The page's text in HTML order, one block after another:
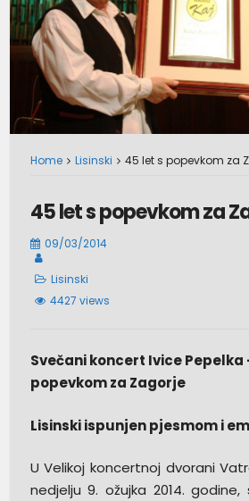
Home Lisinski 45 let s popevkom za
45 let s popevkom za
09/03/2014
Lisinski
4427 views
Svečani koncert Ivice Pepelka
popevkom za Zagorje
Lisinski ispunjen pjesmom i
U Velikoj koncertnoj dvorani
nedjelju 9. ožujka 2014.